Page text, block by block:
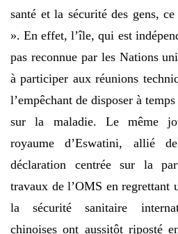
santé et la sécurité des gens,
». En effet, l’île, qui est
pas reconnue par les Nations
à participer aux réunions
l’empêchant de disposer à
sur la maladie. Le même
royaume d’Eswatini, allié
déclaration centrée sur la
travaux de l’OMS en regrettant
la sécurité sanitaire
chinoises ont aussitôt riposté